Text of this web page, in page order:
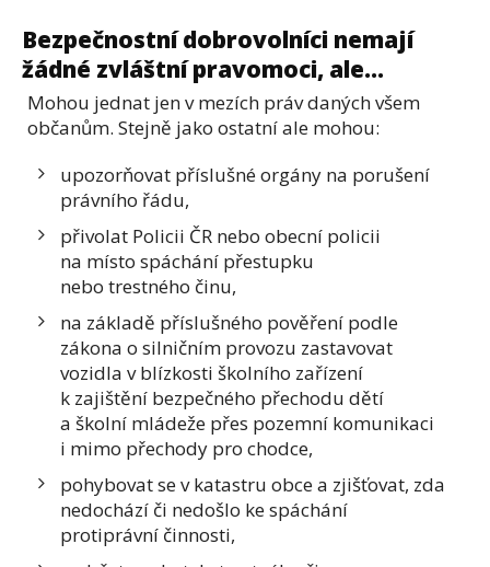
Bezpečnostní dobrovolníci nemají
žádné zvláštní pravomoci, ale...
Mohou jednat jen v mezích práv daných všem
občanům. Stejně jako ostatní ale mohou:
upozorňovat příslušné orgány na porušení
právního řádu,
přivolat Policii ČR nebo obecní policii
na místo spáchání přestupku
nebo trestného činu,
na základě příslušného pověření podle
zákona o silničním provozu zastavovat
vozidla v blízkosti školního zařízení
k zajištění bezpečného přechodu dětí
a školní mládeže přes pozemní komunikaci
i mimo přechody pro chodce,
pohybovat se v katastru obce a zjišťovat, zda
nedochází či nedošlo ke spáchání
protiprávní činnosti,